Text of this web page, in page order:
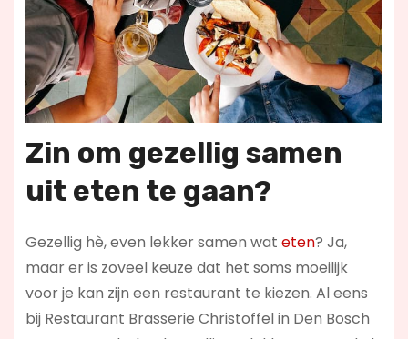
Zin om gezellig samen
uit eten te gaan?
Gezellig hè, even lekker samen wat eten? Ja,
maar er is zoveel keuze dat het soms moeilijk
voor je kan zijn een restaurant te kiezen. Al eens
bij Restaurant Brasserie Christoffel in Den Bosch